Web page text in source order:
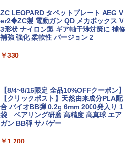
動戦士ガンダム RG 1/144 フリーダムガ
ンダム APEX LEGENDS クリプト Ver.
プラモデル
モデル 機動戦士ガンダム バンダイスピ
リッツ 【8月予約】
￥1,300
￥11,500
月予約】
￥11,580
ZC LEOPARD タペットプレート AEG V
er2◆ZC製 電動ガン QD メカボックス V
3形状 ナイロン製 ギア軸干渉対策に 補修
補強 強化 柔軟性 バージョン 2
￥330
【8/4~8/16限定 全品10%OFFクーポン】
【クリックポスト】天然由来成分PLA配
合 バイオBB弾 0.2g 6mm 2000発入り 1
袋 ベアリング研磨 高精度 高真球 エア
ガン BB弾 サバゲー
￥1,200